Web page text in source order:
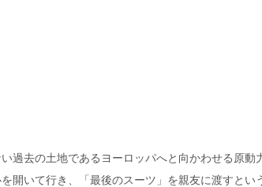
過去の土地であるヨーロッパへと向かわせる原動
開いて行き、「最後のスーツ」を親友に渡すとい